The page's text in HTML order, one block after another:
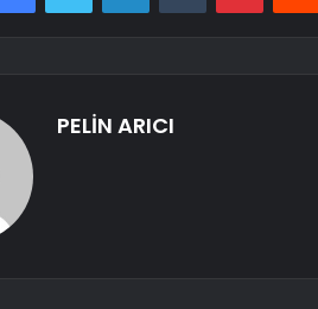
PELİN ARICI